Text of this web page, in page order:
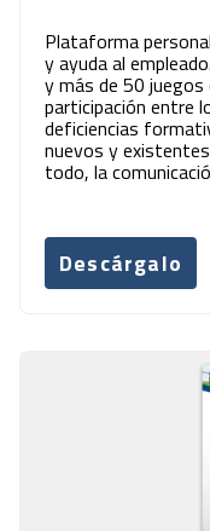
Plataforma
y ayuda al
y más de 50
participación entre
deficiencias
nuevos y
todo, la
Descárgalo